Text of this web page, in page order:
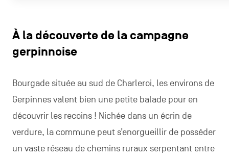
À la découverte de la campagne
gerpinnoise
Bourgade située au sud de Charleroi, les environs de
Gerpinnes valent bien une petite balade pour en
découvrir les recoins ! Nichée dans un écrin de
verdure, la commune peut s’enorgueillir de posséder
un vaste réseau de chemins ruraux serpentant entre